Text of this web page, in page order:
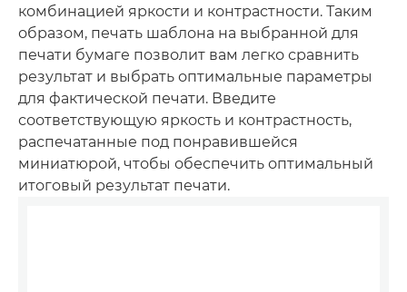
комбинацией яркости и контрастности. Таким
образом, печать шаблона на выбранной для
печати бумаге позволит вам легко сравнить
результат и выбрать оптимальные параметры
для фактической печати. Введите
соответствующую яркость и контрастность,
распечатанные под понравившейся
миниатюрой, чтобы обеспечить оптимальный
итоговый результат печати.